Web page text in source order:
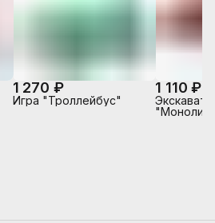
1 270 ₽
Игра "Троллейбус"
1 110 ₽